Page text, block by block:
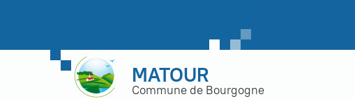
MATOUR
Commune de Bourgogne